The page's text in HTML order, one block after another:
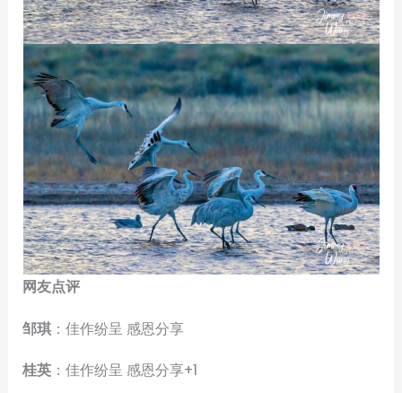
网友点评
邹琪 ：佳作纷呈 感恩分享
桂英 ：佳作纷呈 感恩分享+1